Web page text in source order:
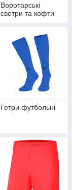
Воротарські
светри та кофти
Гетри футбольні